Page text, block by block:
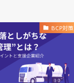
BCP対策